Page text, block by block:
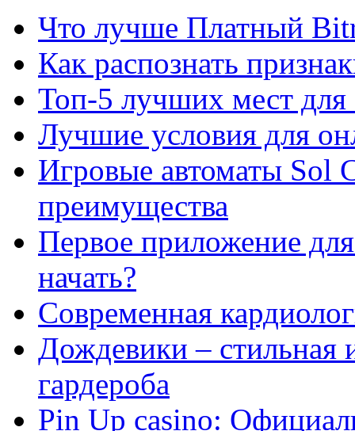
Что лучше Платный
Как распознать
Топ-5 лучших мест для
Лучшие условия для
Игровые автоматы Sol
преимущества
Первое приложение
начать?
Современная
Дождевики – стильная
гардероба
Pin Up casino: